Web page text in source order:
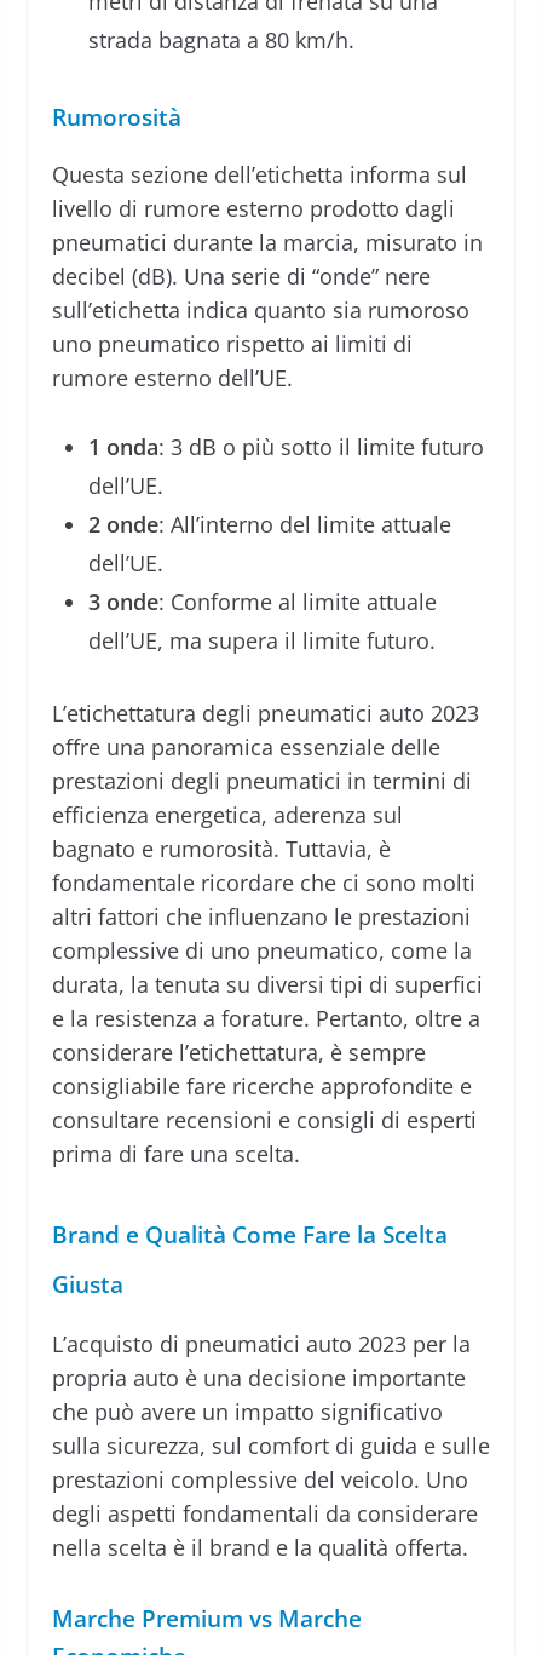
strada bagnata a 80 km/h.
Rumorosità
Questa sezione dell’etichetta informa sul
livello di rumore esterno prodotto dagli
pneumatici durante la marcia, misurato in
decibel (dB). Una serie di “onde” nere
sull’etichetta indica quanto sia rumoroso
uno pneumatico rispetto ai limiti di
rumore esterno dell’UE.
1 onda: 3 dB o più sotto il limite futuro
dell’UE.
2 onde: All’interno del limite attuale
dell’UE.
3 onde: Conforme al limite attuale
dell’UE, ma supera il limite futuro.
L’etichettatura degli pneumatici auto 2023
offre una panoramica essenziale delle
prestazioni degli pneumatici in termini di
efficienza energetica, aderenza sul
bagnato e rumorosità. Tuttavia, è
fondamentale ricordare che ci sono molti
altri fattori che influenzano le prestazioni
complessive di uno pneumatico, come la
durata, la tenuta su diversi tipi di superfici
e la resistenza a forature. Pertanto, oltre a
considerare l’etichettatura, è sempre
consigliabile fare ricerche approfondite e
consultare recensioni e consigli di esperti
prima di fare una scelta.
Brand e Qualità Come Fare la Scelta
Giusta
L’acquisto di pneumatici auto 2023 per la
propria auto è una decisione importante
che può avere un impatto significativo
sulla sicurezza, sul comfort di guida e sulle
prestazioni complessive del veicolo. Uno
degli aspetti fondamentali da considerare
nella scelta è il brand e la qualità offerta.
Marche Premium vs Marche